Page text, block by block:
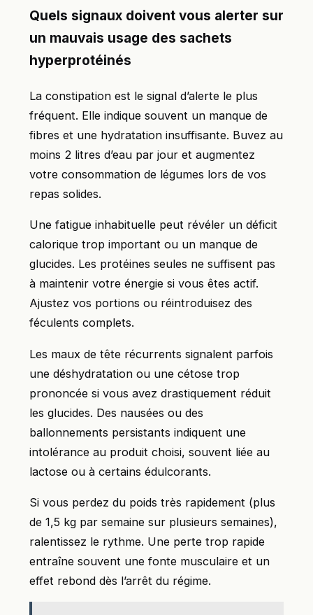
Quels signaux doivent vous alerter sur
un mauvais usage des sachets
hyperprotéinés
La constipation est le signal d’alerte le plus
fréquent. Elle indique souvent un manque de
fibres et une hydratation insuffisante. Buvez au
moins 2 litres d’eau par jour et augmentez
votre consommation de légumes lors de vos
repas solides.
Une fatigue inhabituelle peut révéler un déficit
calorique trop important ou un manque de
glucides. Les protéines seules ne suffisent pas
à maintenir votre énergie si vous êtes actif.
Ajustez vos portions ou réintroduisez des
féculents complets.
Les maux de tête récurrents signalent parfois
une déshydratation ou une cétose trop
prononcée si vous avez drastiquement réduit
les glucides. Des nausées ou des
ballonnements persistants indiquent une
intolérance au produit choisi, souvent liée au
lactose ou à certains édulcorants.
Si vous perdez du poids très rapidement (plus
de 1,5 kg par semaine sur plusieurs semaines),
ralentissez le rythme. Une perte trop rapide
entraîne souvent une fonte musculaire et un
effet rebond dès l’arrêt du régime.